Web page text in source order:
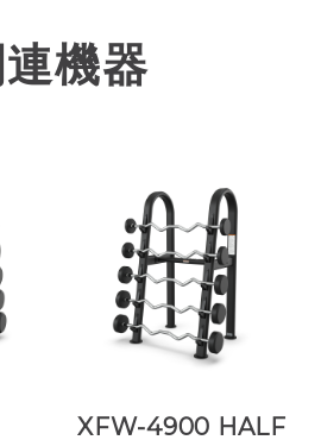
連機器
XFW-4900 HALF